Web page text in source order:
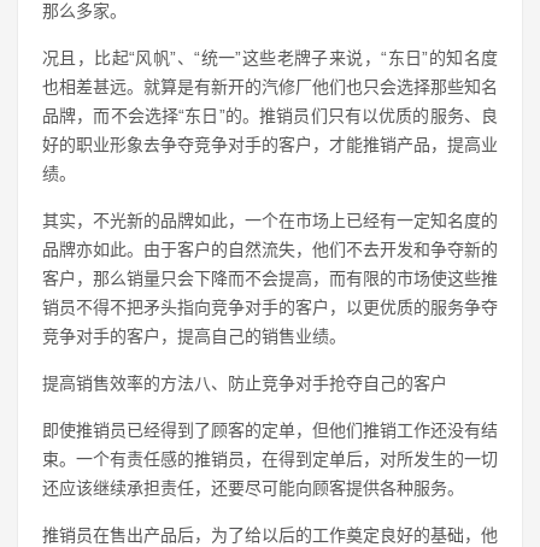
那么多家。
况且，比起“风帆”、“统一”这些老牌子来说，“东日”的知名度
也相差甚远。就算是有新开的汽修厂他们也只会选择那些知名
品牌，而不会选择“东日”的。推销员们只有以优质的服务、良
好的职业形象去争夺竞争对手的客户，才能推销产品，提高业
绩。
其实，不光新的品牌如此，一个在市场上已经有一定知名度的
品牌亦如此。由于客户的自然流失，他们不去开发和争夺新的
客户，那么销量只会下降而不会提高，而有限的市场使这些推
销员不得不把矛头指向竞争对手的客户，以更优质的服务争夺
竞争对手的客户，提高自己的销售业绩。
提高销售效率的方法八、防止竞争对手抢夺自己的客户
即使推销员已经得到了顾客的定单，但他们推销工作还没有结
束。一个有责任感的推销员，在得到定单后，对所发生的一切
还应该继续承担责任，还要尽可能向顾客提供各种服务。
推销员在售出产品后，为了给以后的工作奠定良好的基础，他